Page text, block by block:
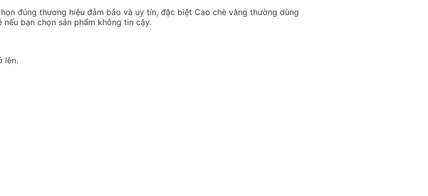
đúng thương hiệu đảm bảo và uy tín, đặc biệt Cao chè vằng thường dùng
bạn chọn sản phẩm không tin cậy.
lên.